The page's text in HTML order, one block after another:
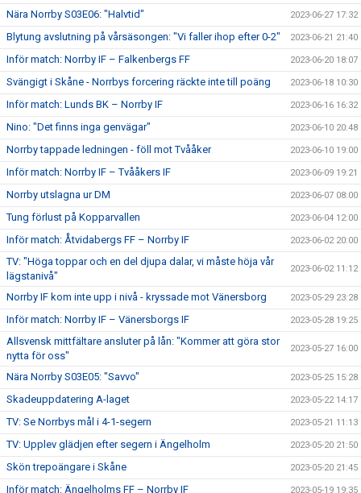
Nära Norrby S03E06: "Halvtid" 2023-06-27 17:32
Blytung avslutning på vårsäsongen: "Vi faller ihop efter 0-2" 2023-06-21 21:40
Inför match: Norrby IF – Falkenbergs FF 2023-06-20 18:07
Svängigt i Skåne - Norrbys forcering räckte inte till poäng 2023-06-18 10:30
Inför match: Lunds BK – Norrby IF 2023-06-16 16:32
Nino: "Det finns inga genvägar" 2023-06-10 20:48
Norrby tappade ledningen - föll mot Tvååker 2023-06-10 19:00
Inför match: Norrby IF – Tvååkers IF 2023-06-09 19:21
Norrby utslagna ur DM 2023-06-07 08:00
Tung förlust på Kopparvallen 2023-06-04 12:00
Inför match: Åtvidabergs FF – Norrby IF 2023-06-02 20:00
TV: "Höga toppar och en del djupa dalar, vi måste höja vår
lägstanivå"
2023-06-02 11:12
Norrby IF kom inte upp i nivå - kryssade mot Vänersborg 2023-05-29 23:28
Inför match: Norrby IF – Vänersborgs IF 2023-05-28 19:25
Allsvensk mittfältare ansluter på lån: "Kommer att göra stor
nytta för oss"
2023-05-27 16:00
Nära Norrby S03E05: "Savvo" 2023-05-25 15:28
Skadeuppdatering A-laget 2023-05-22 14:17
TV: Se Norrbys mål i 4-1-segern 2023-05-21 11:13
TV: Upplev glädjen efter segern i Ängelholm 2023-05-20 21:50
Skön trepoängare i Skåne 2023-05-20 21:45
Inför match: Ängelholms FF – Norrby IF 2023-05-19 19:35